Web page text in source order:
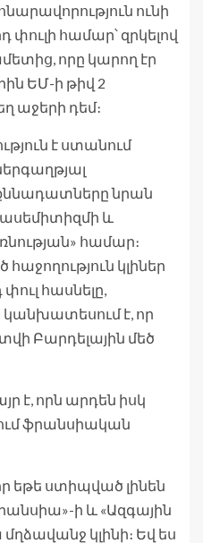
ունի
փուլի համար՝ զրկելով
որը կարող էր
ԵՄ-ի թիվ 2
աջերի դեմ։
է ստանում
նրան
և
համար։
կլիներ
հասնելը,
կանխատեսում է, որ
Բարդելային մեծ
է, որն արդեն իսկ
ֆրանսիական
եթե ստիպված լինեն
ի և «Ազգային
կլինի։ Եվ ես